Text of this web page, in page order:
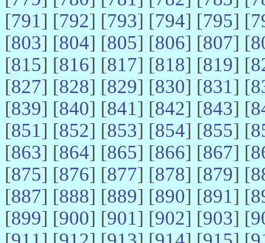
[791] [792] [793] [794] [795] [
[803] [804] [805] [806] [807] [
[815] [816] [817] [818] [819] [
[827] [828] [829] [830] [831] [
[839] [840] [841] [842] [843] [
[851] [852] [853] [854] [855] [
[863] [864] [865] [866] [867] [
[875] [876] [877] [878] [879] [
[887] [888] [889] [890] [891] [
[899] [900] [901] [902] [903] [